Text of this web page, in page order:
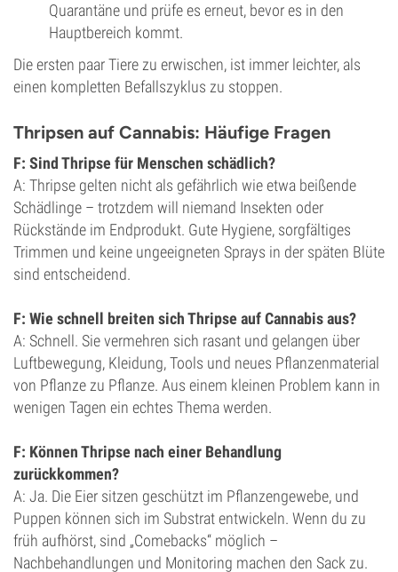
Quarantäne und prüfe es erneut, bevor es in den
Hauptbereich kommt.
Die ersten paar Tiere zu erwischen, ist immer leichter, als
einen kompletten Befallszyklus zu stoppen.
Thripsen auf Cannabis: Häufige Fragen
F: Sind Thripse für Menschen schädlich?
A: Thripse gelten nicht als gefährlich wie etwa beißende
Schädlinge – trotzdem will niemand Insekten oder
Rückstände im Endprodukt. Gute Hygiene, sorgfältiges
Trimmen und keine ungeeigneten Sprays in der späten Blüte
sind entscheidend.
F: Wie schnell breiten sich Thripse auf Cannabis aus?
A: Schnell. Sie vermehren sich rasant und gelangen über
Luftbewegung, Kleidung, Tools und neues Pflanzenmaterial
von Pflanze zu Pflanze. Aus einem kleinen Problem kann in
wenigen Tagen ein echtes Thema werden.
F: Können Thripse nach einer Behandlung
zurückkommen?
A: Ja. Die Eier sitzen geschützt im Pflanzengewebe, und
Puppen können sich im Substrat entwickeln. Wenn du zu
früh aufhörst, sind „Comebacks“ möglich –
Nachbehandlungen und Monitoring machen den Sack zu.